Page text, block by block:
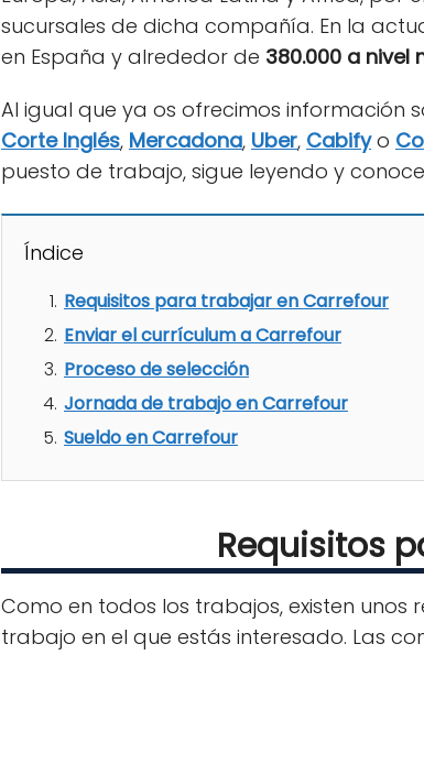
sucursales de dicha compañía. En la
en España y alrededor de 380.000 a nivel
Al igual que ya os ofrecimos
Corte Inglés, Mercadona, Uber, Cabifyo
puesto de trabajo, sigue leyendo y
Índice
Requisitos para trabajar en Carrefour
Enviar el currículum a Carrefour
Proceso de selección
Jornada de trabajo en Carrefour
Sueldo en Carrefour
Requisitos
Como en todos los trabajos, existen
trabajo en el que estás interesado. Las